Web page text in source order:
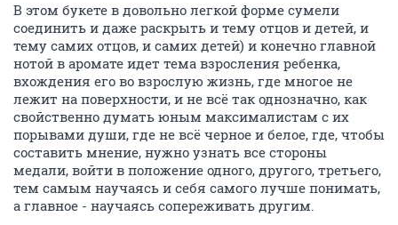
В этом букете в довольно легкой форме сумели
соединить и даже раскрыть и тему отцов и детей, и
тему самих отцов, и самих детей) и конечно главной
нотой в аромате идет тема взросления ребенка,
вхождения его во взрослую жизнь, где многое не
лежит на поверхности, и не всё так однозначно, как
свойственно думать юным максималистам с их
порывами души, где не всё черное и белое, где, чтобы
составить мнение, нужно узнать все стороны
медали, войти в положение одного, другого, третьего,
тем самым научаясь и себя самого лучше понимать,
а главное - научаясь сопереживать другим.